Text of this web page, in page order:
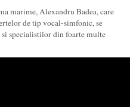
marime, Alexandru Badea, care
de tip vocal-simfonic, se
specialistilor din foarte multe